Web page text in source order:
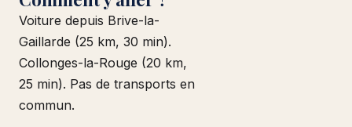
Voiture depuis Brive-la-
Gaillarde (25 km, 30 min).
Collonges-la-Rouge (20 km,
25 min). Pas de transports en
commun.